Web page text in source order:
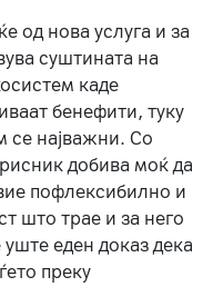
од нова услуга и за
суштината на
каде
бенефити, туку
се најважни. Со
добива моќ да
пофлексибилно и
што трае и за него
еден доказ дека
преку